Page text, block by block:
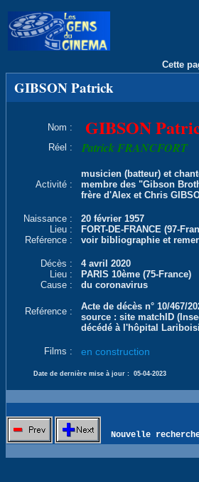
Cette
GIBSON Patrick
Nom : GIBSON
Réel : Patrick FRANCFORT
Activité :
musicien (batteur) et
membre des "Gibson
frère d'Alex et Chris
Naissance :
20 février 1957
Lieu :
FORT-DE-FRANCE (97-
Reférence :
voir bibliographie et
Décès :
4 avril 2020
Lieu :
PARIS 10ème (75-France)
Cause :
du coronavirus
Reférence :
Acte de décès n° 10/467/
source : site matchID
décédé à l'hôpital
Films : en construction
Date de dernière mise à jour : 05-04-2023
Nouvelle